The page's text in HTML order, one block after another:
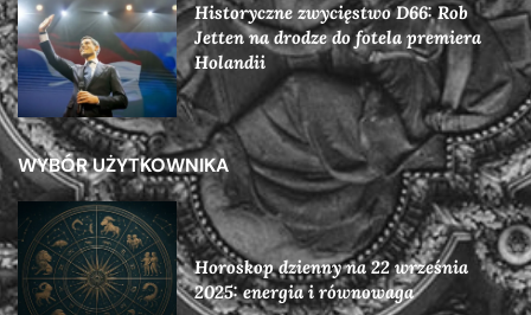
Historyczne zwycięstwo D66: Rob
Jetten na drodze do fotela premiera
Holandii
WYBÓR UŻYTKOWNIKA
Horoskop dzienny na 22 września
2025: energia i równowaga